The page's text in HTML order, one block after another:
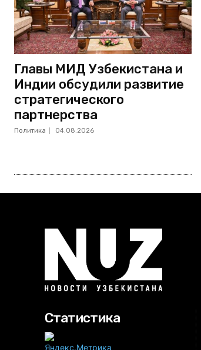
Главы МИД Узбекистана и
Индии обсудили развитие
стратегического
партнерства
Политика 04.08.2026
Статистика